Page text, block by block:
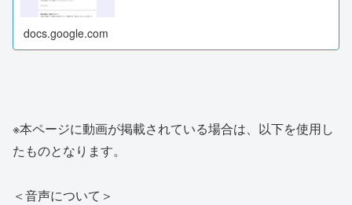
docs.google.com
※本ページに動画が掲載されている場合は、以下を使用し
たものとなります。
＜音声について＞